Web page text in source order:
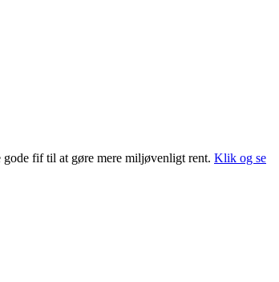
fif til at gøre mere miljøvenligt rent. Klik og se